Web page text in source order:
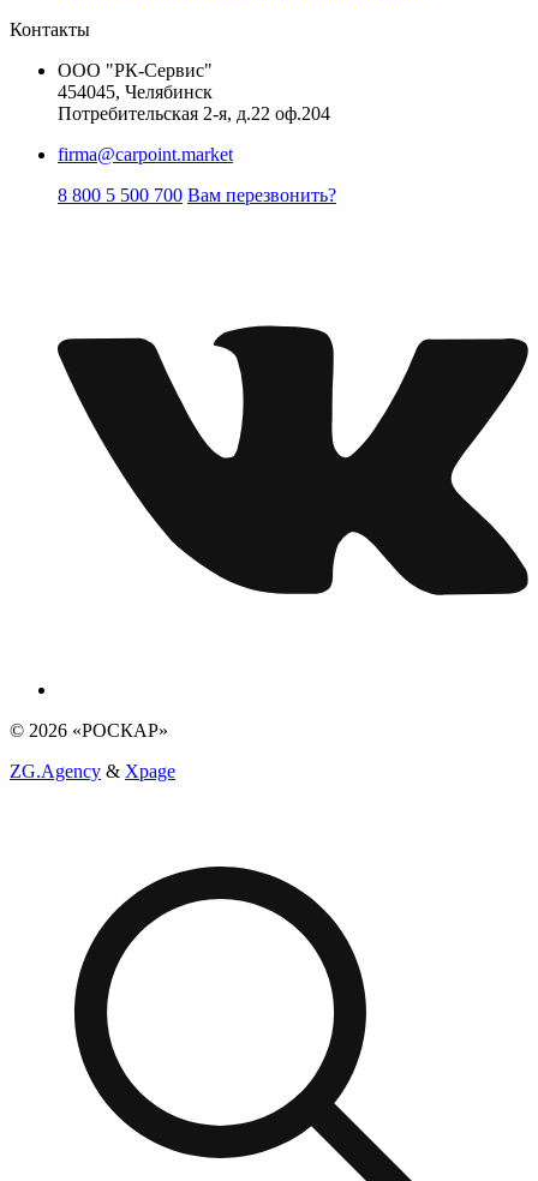
Контакты
ООО "РК-Сервис"
454045, Челябинск
Потребительская 2-я, д.22 оф.204
firma@carpoint.market
8 800 5 500 700 Вам перезвонить?
© 2026 «РОСКАР»
ZG.Agency & Xpage